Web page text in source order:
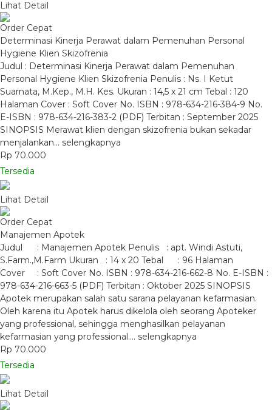
Lihat Detail
Order Cepat
Determinasi Kinerja Perawat dalam Pemenuhan Personal
Hygiene Klien Skizofrenia
Judul : Determinasi Kinerja Perawat dalam Pemenuhan
Personal Hygiene Klien Skizofrenia Penulis : Ns. I Ketut
Suarnata, M.Kep., M.H. Kes. Ukuran : 14,5 x 21 cm Tebal : 120
Halaman Cover : Soft Cover No. ISBN : 978-634-216-384-9 No.
E-ISBN : 978-634-216-383-2 (PDF) Terbitan : September 2025
SINOPSIS Merawat klien dengan skizofrenia bukan sekadar
menjalankan… selengkapnya
Rp 70.000
Tersedia
Lihat Detail
Order Cepat
Manajemen Apotek
Judul : Manajemen Apotek Penulis : apt. Windi Astuti,
S.Farm.,M.Farm Ukuran : 14 x 20 Tebal : 96 Halaman
Cover : Soft Cover No. ISBN : 978-634-216-662-8 No. E-ISBN :
978-634-216-663-5 (PDF) Terbitan : Oktober 2025 SINOPSIS
Apotek merupakan salah satu sarana pelayanan kefarmasian.
Oleh karena itu Apotek harus dikelola oleh seorang Apoteker
yang professional, sehingga menghasilkan pelayanan
kefarmasian yang professional…. selengkapnya
Rp 70.000
Tersedia
Lihat Detail